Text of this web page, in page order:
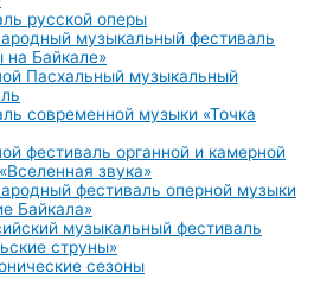
русской оперы
музыкальный фестиваль
на Байкале»
Пасхальный музыкальный
современной музыки «Точка
фестиваль органной и камерной
звука»
фестиваль оперной музыки
Байкала»
музыкальный фестиваль
струны»
сезоны